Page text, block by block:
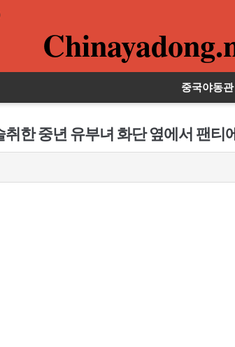
중국야동관
취한 중년 유부녀 화단 옆에서 팬티